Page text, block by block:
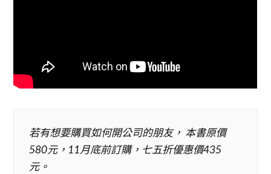
若有想要購買如何開公司的朋友， 本書原價
580元，11月底前訂購，七五折優惠價435
元。